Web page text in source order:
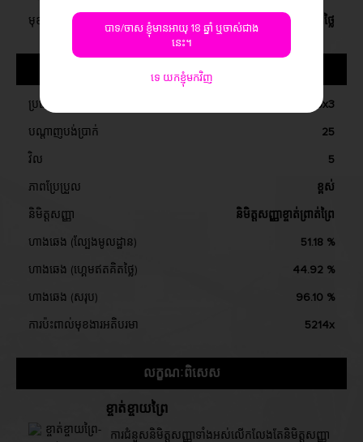
Burmese
Nepali
មុខងារលេងហ្គេម ហ្គេមឥតគិតថ្លៃ
អំពីហ្គេម
ប្រភេទរន្ធ 5x3
បណ្តាញបង់ប្រាក់ 25
វិល 5
ភាពប្រែប្រួល ខ្ពស់
និមិត្តសញ្ញា និមិត្តសញ្ញាខ្ចាត់ព្រាត់ព្រៃ
ហាងឆេង (ល្បែងមូលដ្ឋាន) 51.18 %
ហាងឆេង (ហ្គេមឥតគិតថ្លៃ) 44.92 %
ហាងឆេង (សរុប) 96.10 %
ការប៉ះពាល់មុខងារអតិបរមា 5214x
លក្ខណៈពិសេស
ខ្ចាត់ខ្ចាយព្រៃ
ការជំនួសនិមិត្តសញ្ញាទាំងអស់លើកលែងតែនិមិត្តសញ្ញា
បាទ/ចាស ខ្ញុំមានអាយុ 18 ឆ្នាំ ឬចាស់ជាង
នេះ។
ទេ យកខ្ញុំមកវិញ